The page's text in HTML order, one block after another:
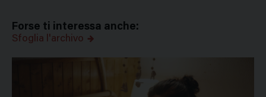
Forse ti interessa anche:
Sfoglia l'archivo